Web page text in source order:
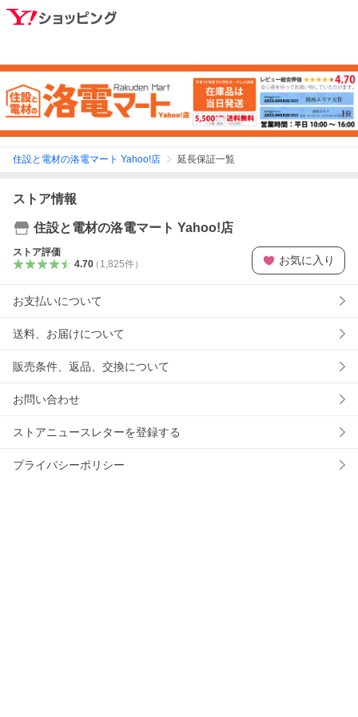
住設と電材の洛電マート Yahoo!店 延長保証一覧
ストア情報
住設と電材の洛電マート Yahoo!店
ストア評価
4.70（ 1,825件） お気に入り
お支払いについて
送料、お届けについて
販売条件、返品、交換について
お問い合わせ
ストアニュースレターを登録する
プライバシーポリシー